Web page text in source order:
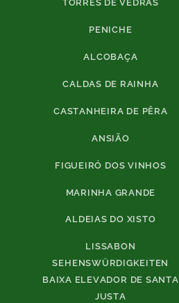
TORRES DE VEDRAS
PENICHE
ALCOBAÇA
CALDAS DE RAINHA
CASTANHEIRA DE PÊRA
ANSIÃO
FIGUEIRÓ DOS VINHOS
MARINHA GRANDE
ALDEIAS DO XISTO
LISSABON
SEHENSWÜRDIGKEITEN
BAIXA ELEVADOR DE SANTA
JUSTA